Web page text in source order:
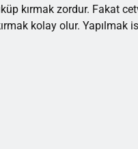
kırmak zordur. Fakat
kolay olur. Yapılmak